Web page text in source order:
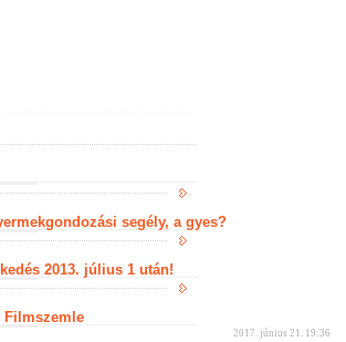
segély, a gyes?
2013. július 1 után!
Filmszemle
2017. június 21. 19:36